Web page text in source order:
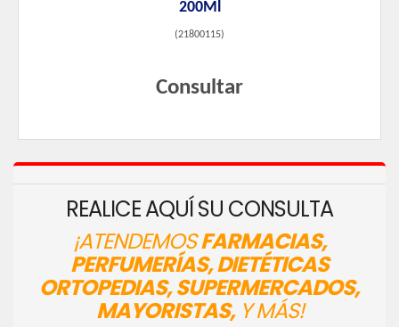
200Ml
(21800115)
Consultar
REALICE AQUÍ SU CONSULTA
¡ATENDEMOSFARMACIAS,
PERFUMERÍAS, DIETÉTICAS
ORTOPEDIAS, SUPERMERCADOS,
MAYORISTAS,Y MÁS!